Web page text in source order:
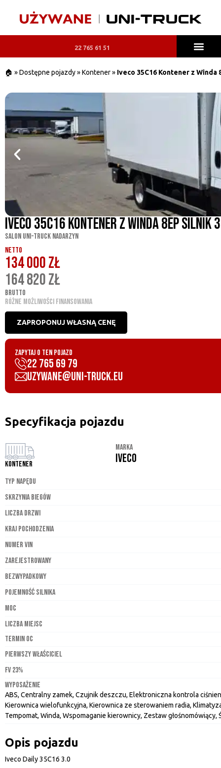
22 765 61 51
🏠 »Dostępne pojazdy»Kontener» Iveco 35C16 Kontener z
Iveco 35C16 Kontener z Winda 8ep
Salon UNI-TRUCK Nadarzyn
NETTO
134 000 ZŁ
164 820 ZŁ
BRUTTO
RÓŻNE MOŻLIWOŚCI FINANSOWANIA
ZAPROPONUJ WŁASNĄ CENĘ
ZAPYTAJ O TEN POJAZD
22 765 69 79
uzywane@uni-truck.eu
Specyfikacja pojazdu
Kontener
MARKA
IVECO
TYP NAPĘDU
SKRZYNIA BIEGÓW
LICZBA DRZWI
KRAJ POCHODZENIA
NUMER VIN
ZAREJESTROWANY
BEZWYPADKOWY
POJEMNOŚĆ SILNIKA
MOC
LICZBA MIEJSC
TERMIN OC
PIERWSZY WŁAŚCICIEL
FV 23%
WYPOSAŻENIE
ABS, Centralny zamek, Czujnik deszczu, Elektroniczna kontrola
Kierownica wielofunkcyjna, Kierownica ze sterowaniem radia,
Tempomat, Winda, Wspomaganie kierownicy, Zestaw
Opis pojazdu
Iveco Daily 35C16 3.0